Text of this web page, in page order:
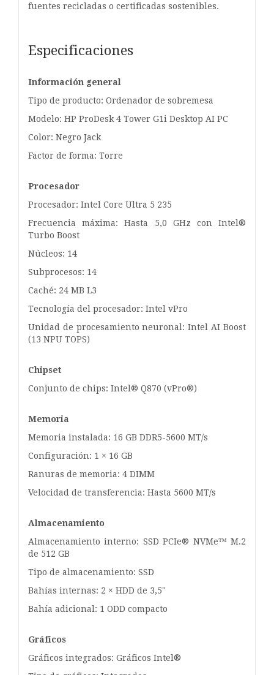
fuentes recicladas o certificadas sostenibles.
Especificaciones
Información general
Tipo de producto: Ordenador de sobremesa
Modelo: HP ProDesk 4 Tower G1i Desktop AI PC
Color: Negro Jack
Factor de forma: Torre
Procesador
Procesador: Intel Core Ultra 5 235
Frecuencia máxima: Hasta 5,0 GHz con Intel®
Turbo Boost
Núcleos: 14
Subprocesos: 14
Caché: 24 MB L3
Tecnología del procesador: Intel vPro
Unidad de procesamiento neuronal: Intel AI Boost
(13 NPU TOPS)
Chipset
Conjunto de chips: Intel® Q870 (vPro®)
Memoria
Memoria instalada: 16 GB DDR5-5600 MT/s
Configuración: 1 × 16 GB
Ranuras de memoria: 4 DIMM
Velocidad de transferencia: Hasta 5600 MT/s
Almacenamiento
Almacenamiento interno: SSD PCIe® NVMe™ M.2
de 512 GB
Tipo de almacenamiento: SSD
Bahías internas: 2 × HDD de 3,5"
Bahía adicional: 1 ODD compacto
Gráficos
Gráficos integrados: Gráficos Intel®